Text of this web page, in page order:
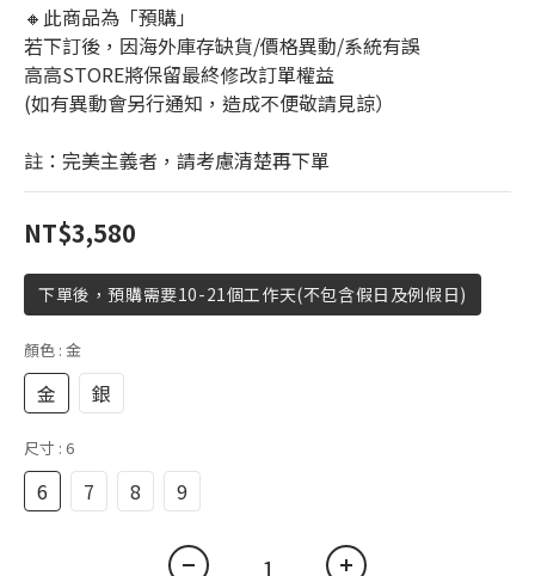
🔸此商品為「預購」
若下訂後，因海外庫存缺貨/價格異動/系統有誤
高高STORE將保留最終修改訂單權益
(如有異動會另行通知，造成不便敬請見諒）
註：完美主義者，請考慮清楚再下單
NT$3,580
下單後，預購需要10-21個工作天(不包含假日及例假日)
顏色 : 金
金 銀
尺寸 : 6
6 7 8 9